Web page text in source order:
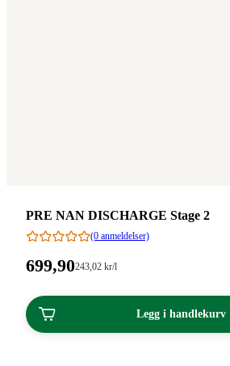
Merke :
PRE NAN DISCHARGE Stage 2
(0 anmeldelser)
Pris:
kroner.
699,90Stykkpris:
kroner.
243 ,02 kr/l
Legg i handlekurv